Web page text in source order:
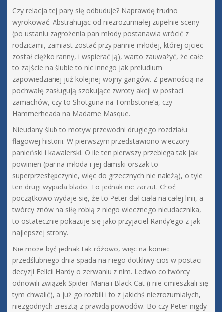
Czy relacja tej pary się odbuduje? Naprawdę trudno
wyrokować. Abstrahując od niezrozumiałej zupełnie sceny
(po ustaniu zagrożenia pan młody postanawia wrócić z
rodzicami, zamiast zostać przy pannie młodej, której ojciec
został ciężko ranny, i wspierać ją), warto zauważyć, że całe
to zajście na ślubie to nic innego jak preludium
zapowiedzianej już kolejnej wojny gangów. Z pewnością na
pochwałę zasługują szokujące zwroty akcji w postaci
zamachów, czy to Shotguna na Tombstone’a, czy
Hammerheada na Madame Masque.
Nieudany ślub to motyw przewodni drugiego rozdziału
flagowej historii. W pierwszym przedstawiono wieczory
panieński i kawalerski. O ile ten pierwszy przebiega tak jak
powinien (panna młoda i jej damski orszak to
superprzestępczynie, więc do grzecznych nie należą), o tyle
ten drugi wypada blado. To jednak nie zarzut. Choć
początkowo wydaje się, że to Peter dał ciała na całej linii, a
twórcy znów na siłę robią z niego wiecznego nieudacznika,
to ostatecznie pokazuje się jako przyjaciel Randy’ego z jak
najlepszej strony.
Nie może być jednak tak różowo, więc na koniec
przedślubnego dnia spada na niego dotkliwy cios w postaci
decyzji Felicii Hardy o zerwaniu z nim. Ledwo co twórcy
odnowili związek Spider-Mana i Black Cat (i nie omieszkali się
tym chwalić), a już go rozbili i to z jakichś niezrozumiałych,
niezgodnych zresztą z prawdą powodów. Bo czy Peter nigdy